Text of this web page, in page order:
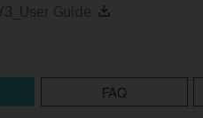
Guide
FAQ